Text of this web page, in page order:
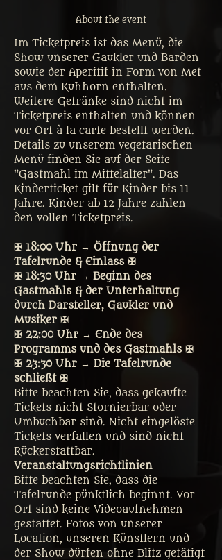
About the event
Im Ticketpreis ist das Menü, die
Show unserer Gaukler und Barden
sowie der Aperitif in Form von Met
aus dem Kuhhorn enthalten.
Weitere Getränke sind nicht im
Ticketpreis enthalten und können
vor Ort à la carte bestellt werden.
Details zu unserem vegetarischen
Menü finden Sie auf der Seite
"Gastmahl im Mittelalter". Das
Kinderticket gilt für Kinder bis 11
Jahre. Kinder ab 12 Jahre zahlen
den vollen Ticketpreis.
✠ 18:00 Uhr → Öffnung der
Tafelrunde & Einlass ✠
✠ 18:30 Uhr → Beginn des
Gastmahls & der Unterhaltung
durch Darsteller, Gaukler und
Musiker ✠
✠ 22:00 Uhr → Ende des
Programms und des Gastmahls ✠
✠ 23:30 Uhr → Die Tafelrunde
schließt ✠
Bitte beachten Sie, dass gekaufte
Tickets nicht Stornierbar oder
Umbuchbar sind. Nicht eingelöste
Tickets verfallen und sind nicht
Rückerstattbar.
Veranstaltungsrichtlinien
Bitte beachten Sie, dass die
Tafelrunde pünktlich beginnt. Vor
Ort sind keine Videoaufnehmen
gestattet. Fotos von unserer
Location, unseren Künstlern und
der Show dürfen ohne Blitz getätigt